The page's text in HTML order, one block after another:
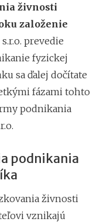
živnosti
založenie
prevedie
fyzickej
sa ďalej dočítate
fázami tohto
podnikania
podnikania
živnosti
vznikajú